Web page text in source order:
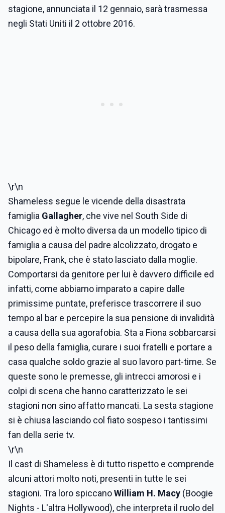
stagione, annunciata il 12 gennaio, sarà trasmessa
negli Stati Uniti il 2 ottobre 2016.
\r\n
Shameless segue le vicende della disastrata
famiglia Gallagher, che vive nel South Side di
Chicago ed è molto diversa da un modello tipico di
famiglia a causa del padre alcolizzato, drogato e
bipolare, Frank, che è stato lasciato dalla moglie.
Comportarsi da genitore per lui è davvero difficile ed
infatti, come abbiamo imparato a capire dalle
primissime puntate, preferisce trascorrere il suo
tempo al bar e percepire la sua pensione di invalidità
a causa della sua agorafobia. Sta a Fiona sobbarcarsi
il peso della famiglia, curare i suoi fratelli e portare a
casa qualche soldo grazie al suo lavoro part-time. Se
queste sono le premesse, gli intrecci amorosi e i
colpi di scena che hanno caratterizzato le sei
stagioni non sino affatto mancati. La sesta stagione
si è chiusa lasciando col fiato sospeso i tantissimi
fan della serie tv.
\r\n
Il cast di Shameless è di tutto rispetto e comprende
alcuni attori molto noti, presenti in tutte le sei
stagioni. Tra loro spiccanoWilliam H. Macy (Boogie
Nights - L'altra Hollywood), che interpreta il ruolo del